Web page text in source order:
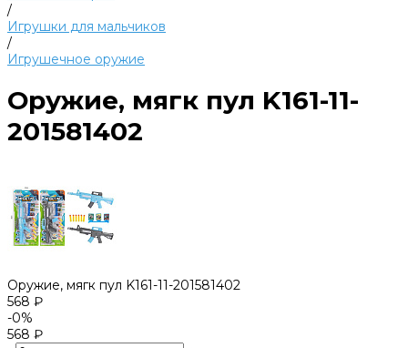
/
Игрушки для мальчиков
/
Игрушечное оружие
Оружие, мягк пул K161-11-
201581402
Оружие, мягк пул K161-11-201581402
568 ₽
-0%
568 ₽